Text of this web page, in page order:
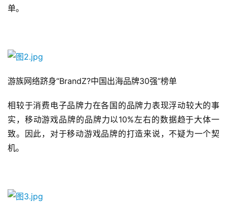
单。
游族网络跻身“BrandZ?中国出海品牌30强”榜单
相较于消费电子品牌力在各国的品牌力表现浮动较大的事
实，移动游戏品牌的品牌力以10%左右的数据趋于大体一
致。因此，对于移动游戏品牌的打造来说，不疑为一个契
机。